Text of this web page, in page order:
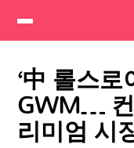
‘中 롤스
GWM…
리미엄 시